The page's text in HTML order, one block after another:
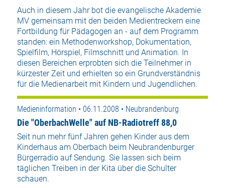
Auch in diesem Jahr bot die evangelische Akademie
MV gemeinsam mit den beiden Medientreckern eine
Fortbildung für Pädagogen an - auf dem Programm
standen: ein Methodenworkshop, Dokumentation,
Spielfilm, Hörspiel, Filmschnitt und Animation. In
diesen Bereichen erprobten sich die Teilnehmer in
kürzester Zeit und erhielten so ein Grundverständnis
für die Medienarbeit mit Kindern und Jugendlichen.
Medieninformation • 06.11.2008 • Neubrandenburg
Die "OberbachWelle" auf NB-Radiotreff 88,0
Seit nun mehr fünf Jahren gehen Kinder aus dem
Kinderhaus am Oberbach beim Neubrandenburger
Bürgerradio auf Sendung. Sie lassen sich beim
täglichen Treiben in der Kita über die Schulter
schauen.